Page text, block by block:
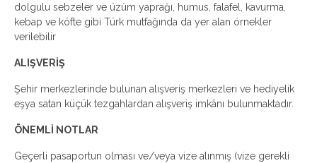
dolgulu sebzeler ve üzüm yaprağı, humus, falafel, kavurma,
kebap ve köfte gibi Türk mutfağında da yer alan örnekler
verilebilir
ALIŞVERİŞ
Şehir merkezlerinde bulunan alışveriş merkezleri ve hediyelik
eşya satan küçük tezgahlardan alışveriş imkânı bulunmaktadır.
ÖNEMLİ NOTLAR
Geçerli pasaportun olması ve/veya vize alınmış (vize gerekli